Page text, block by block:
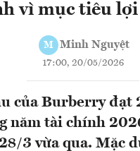
vì mục tiêu
M Minh Nguyệt
17:00, 20/05/2026
của Burberry đạt
năm tài chính
3 vừa qua. Mặc